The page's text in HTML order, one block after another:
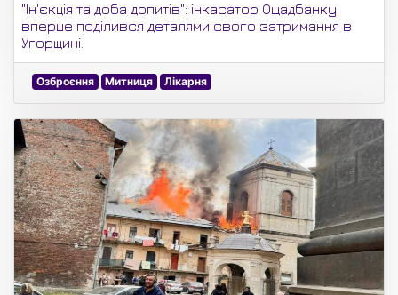
"Ін'єкція та доба допитів": інкасатор Ощадбанку
вперше поділився деталями свого затримання в
Угорщині.
Озброєння Митниця Лікарня